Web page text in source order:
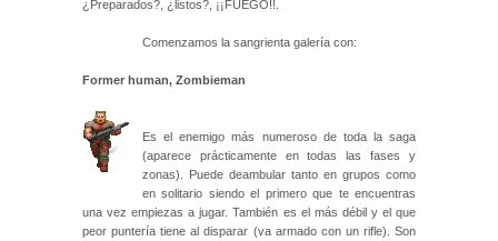
¿Preparados?, ¿listos?, ¡¡FUEGO!!.
Comenzamos la sangrienta galería con:
Former human, Zombieman
Es el enemigo más numeroso de toda la saga
(aparece prácticamente en todas las fases y
zonas). Puede deambular tanto en grupos como
en solitario siendo el primero que te encuentras
una vez empiezas a jugar. También es el más débil y el que
peor puntería tiene al disparar (va armado con un rifle). Son